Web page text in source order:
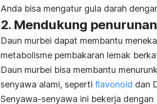
Anda bisa mengatur gula darah
2. Mendukung
Daun murbei dapat membantu
metabolisme pembakaran lemak
Daun murbei bisa membantu
senyawa alami, seperti flavonoid dan
Senyawa-senyawa ini bekerja